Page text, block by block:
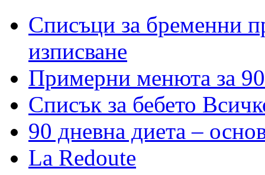
Списъци за бременни
изписване
Примерни менюта за 90
Списък за бебето
90 дневна диета –
La Redoute